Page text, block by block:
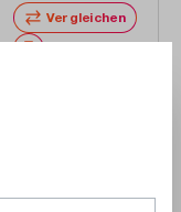
Vergleichen